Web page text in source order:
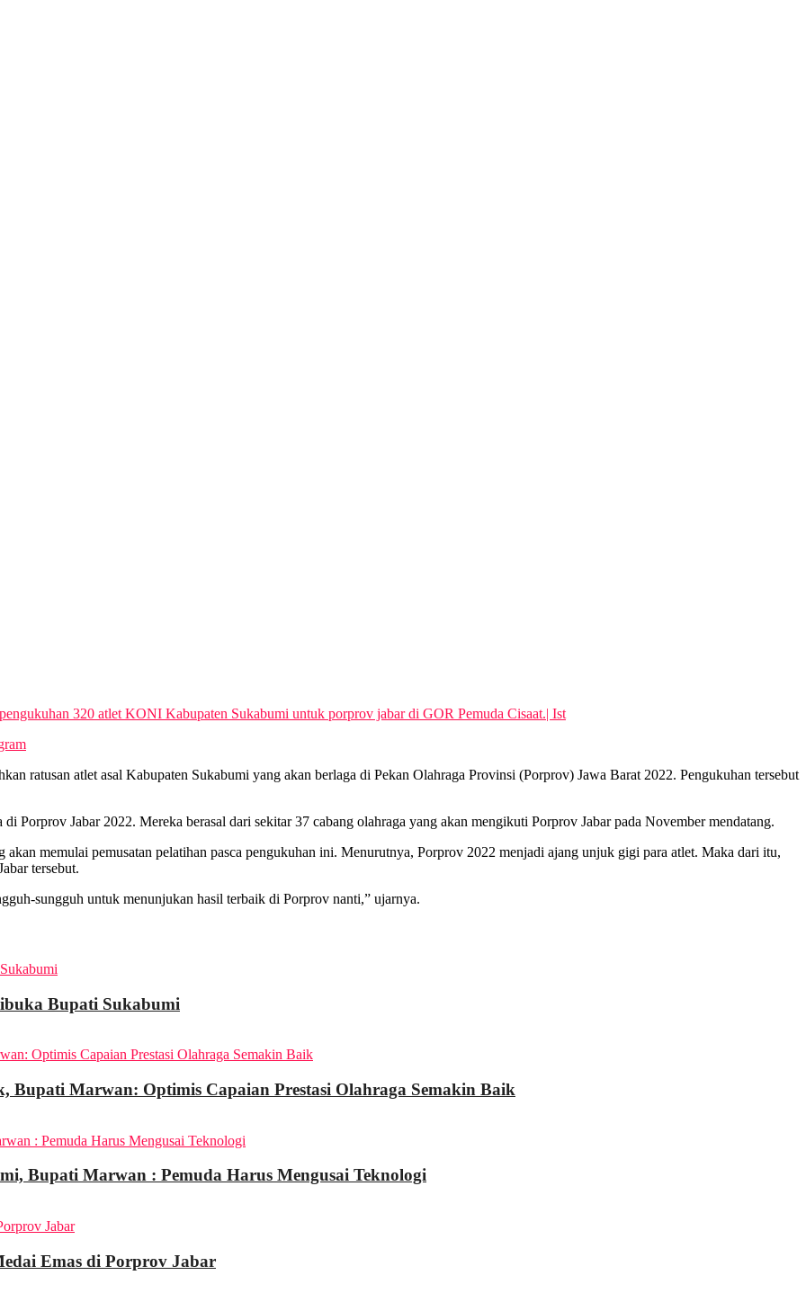
320 atlet KONI Kabupaten Sukabumi untuk porprov jabar di GOR Pemuda Cisaat.| Ist
ratusan atlet asal Kabupaten Sukabumi yang akan berlaga di Pekan Olahraga Provinsi (Porprov) Jawa Barat 2022. Pengukuhan tersebut
Porprov Jabar 2022. Mereka berasal dari sekitar 37 cabang olahraga yang akan mengikuti Porprov Jabar pada November mendatang.
memulai pemusatan pelatihan pasca pengukuhan ini. Menurutnya, Porprov 2022 menjadi ajang unjuk gigi para atlet. Maka dari itu,
tersebut.
sungguh untuk menunjukan hasil terbaik di Porprov nanti,” ujarnya.
Bupati Sukabumi
Marwan: Optimis Capaian Prestasi Olahraga Semakin Baik
Bupati Marwan : Pemuda Harus Mengusai Teknologi
Emas di Porprov Jabar